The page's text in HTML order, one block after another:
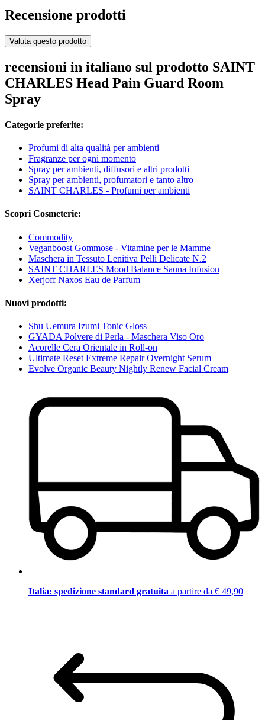
Recensione prodotti
Valuta questo prodotto
recensioni in italiano sul prodotto SAINT
CHARLES Head Pain Guard Room
Spray
Categorie preferite:
Profumi di alta qualità per ambienti
Fragranze per ogni momento
Spray per ambienti, diffusori e altri prodotti
Spray per ambienti, profumatori e tanto altro
SAINT CHARLES - Profumi per ambienti
Scopri Cosmeterie:
Commodity
Veganboost Gommose - Vitamine per le Mamme
Maschera in Tessuto Lenitiva Pelli Delicate N.2
SAINT CHARLES Mood Balance Sauna Infusion
Xerjoff Naxos Eau de Parfum
Nuovi prodotti:
Shu Uemura Izumi Tonic Gloss
GYADA Polvere di Perla - Maschera Viso Oro
Acorelle Cera Orientale in Roll-on
Ultimate Reset Extreme Repair Overnight Serum
Evolve Organic Beauty Nightly Renew Facial Cream
Italia: spedizione standard gratuita a partire da € 49,90